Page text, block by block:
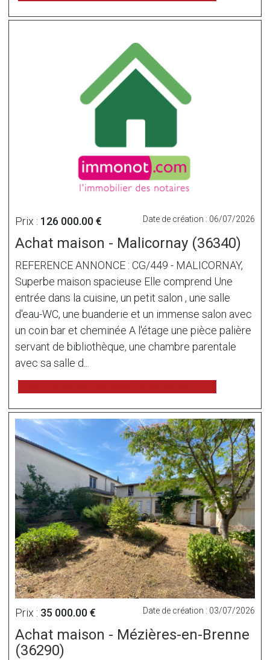
Prix : 126 000.00 € Date de création : 06/07/2026
Achat maison - Malicornay (36340)
REFERENCE ANNONCE : CG/449 - MALICORNAY,
Superbe maison spacieuse Elle comprend Une
entrée dans la cuisine, un petit salon , une salle
d'eau-WC, une buanderie et un immense salon avec
un coin bar et cheminée A l'étage une pièce palière
servant de bibliothèque, une chambre parentale
avec sa salle d...
Prix : 35 000.00 € Date de création : 03/07/2026
Achat maison - Mézières-en-Brenne
(36290)